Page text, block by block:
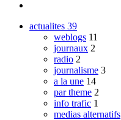
actualites 39
weblogs 11
journaux 2
radio 2
journalisme 3
a la une 14
par theme 2
info trafic 1
medias alternatifs